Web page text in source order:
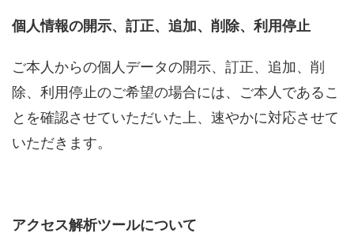
個人情報の開示、訂正、追加、削除、利用停止
ご本人からの個人データの開示、訂正、追加、削
除、利用停止のご希望の場合には、ご本人であるこ
とを確認させていただいた上、速やかに対応させて
いただきます。
アクセス解析ツールについて